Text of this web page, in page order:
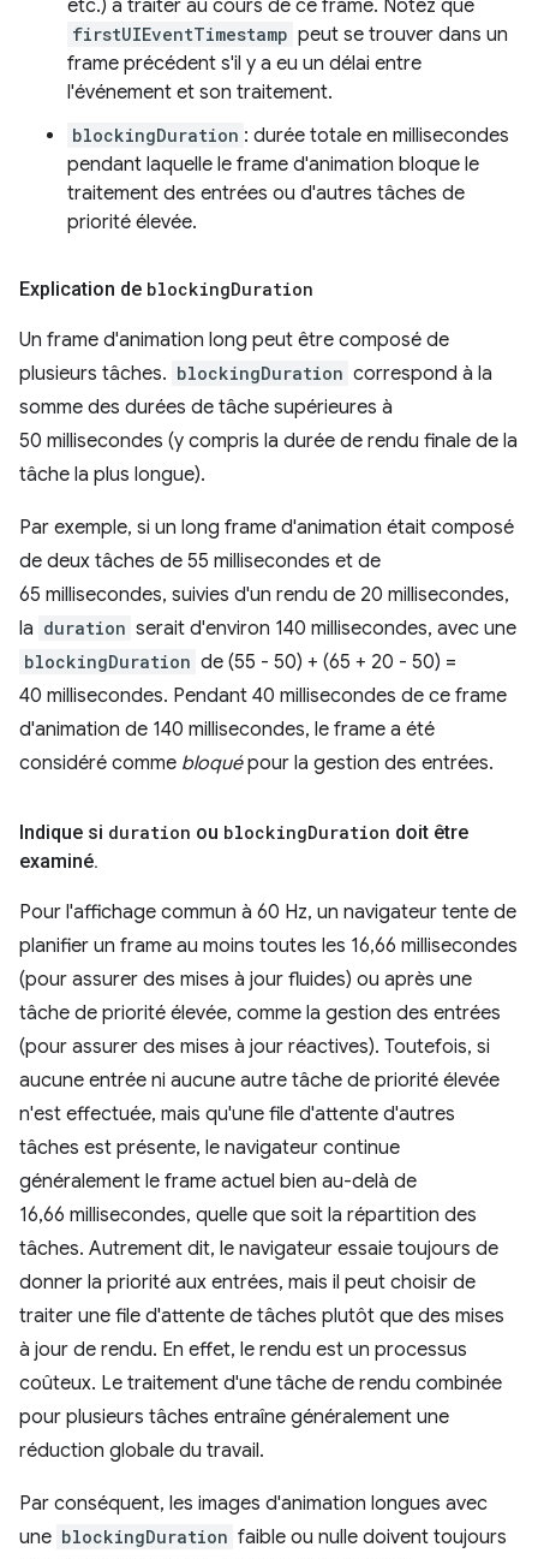
etc.) à traiter au cours de ce frame. Notez que
firstUIEventTimestamp peut se trouver dans un
frame précédent s'il y a eu un délai entre
l'événement et son traitement.
blockingDuration : durée totale en millisecondes
pendant laquelle le frame d'animation bloque le
traitement des entrées ou d'autres tâches de
priorité élevée.
Explication de blockingDuration
Un frame d'animation long peut être composé de
plusieurs tâches. blockingDuration correspond à la
somme des durées de tâche supérieures à
50 millisecondes (y compris la durée de rendu finale de la
tâche la plus longue).
Par exemple, si un long frame d'animation était composé
de deux tâches de 55 millisecondes et de
65 millisecondes, suivies d'un rendu de 20 millisecondes,
la duration serait d'environ 140 millisecondes, avec une
blockingDuration de (55 - 50) + (65 + 20 - 50) =
40 millisecondes. Pendant 40 millisecondes de ce frame
d'animation de 140 millisecondes, le frame a été
considéré comme bloquépour la gestion des entrées.
Indique si duration ou blockingDuration doit être
examiné.
Pour l'affichage commun à 60 Hz, un navigateur tente de
planifier un frame au moins toutes les 16,66 millisecondes
(pour assurer des mises à jour fluides) ou après une
tâche de priorité élevée, comme la gestion des entrées
(pour assurer des mises à jour réactives). Toutefois, si
aucune entrée ni aucune autre tâche de priorité élevée
n'est effectuée, mais qu'une file d'attente d'autres
tâches est présente, le navigateur continue
généralement le frame actuel bien au-delà de
16,66 millisecondes, quelle que soit la répartition des
tâches. Autrement dit, le navigateur essaie toujours de
donner la priorité aux entrées, mais il peut choisir de
traiter une file d'attente de tâches plutôt que des mises
à jour de rendu. En effet, le rendu est un processus
coûteux. Le traitement d'une tâche de rendu combinée
pour plusieurs tâches entraîne généralement une
réduction globale du travail.
Par conséquent, les images d'animation longues avec
une blockingDuration faible ou nulle doivent toujours